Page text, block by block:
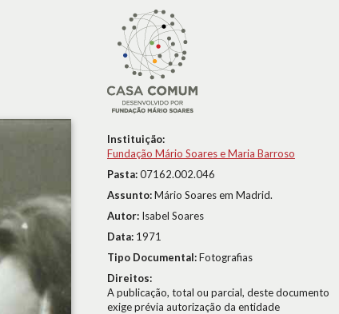
Instituição:
Fundação Mário Soares e Maria Barroso
Pasta:07162.002.046
Assunto:Mário Soares em Madrid.
Autor: Isabel Soares
Data: 1971
Tipo Documental:Fotografias
Direitos:
A publicação, total ou parcial, deste documento
exige prévia autorização da entidade